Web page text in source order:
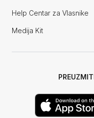
Help Centar za Vlasnike
Medija Kit